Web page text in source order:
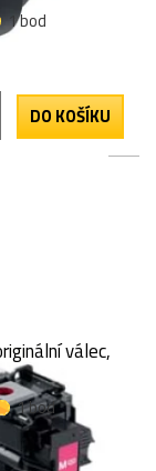
1 bod
DO KOŠÍKU
válec,
1 bod